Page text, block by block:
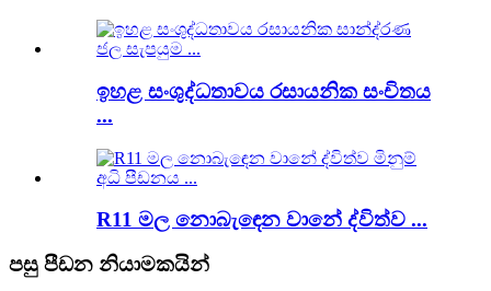
ඉහළ සංශුද්ධතාවය රසායනික සංචිතය
...
R11 මල නොබැඳෙන වානේ ද්විත්ව ...
පසු පීඩන නියාමකයින්